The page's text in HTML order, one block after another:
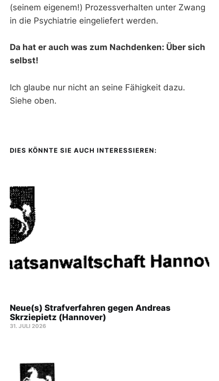
(seinem eigenem!) Prozessverhalten unter Zwang
in die Psychiatrie eingeliefert werden.
Da hat er auch was zum Nachdenken: Über sich
selbst!
Ich glaube nur nicht an seine Fähigkeit dazu.
Siehe oben.
DIES KÖNNTE SIE AUCH INTERESSIEREN:
Neue(s) Strafverfahren gegen Andreas
Skrziepietz (Hannover)
31. JULI 2026